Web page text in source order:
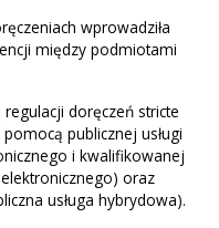
wprowadziła
między podmiotami
doręczeń stricte
publicznej usługi
i kwalifikowanej
oraz
usługa hybrydowa).